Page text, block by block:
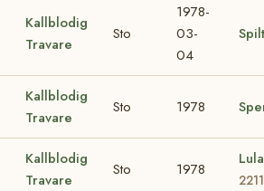
Kallblodig
Travare
Sto
1978-
03-
04
Kallblodig
Travare
Sto 1978
Kallblodig
Travare
Sto 1978